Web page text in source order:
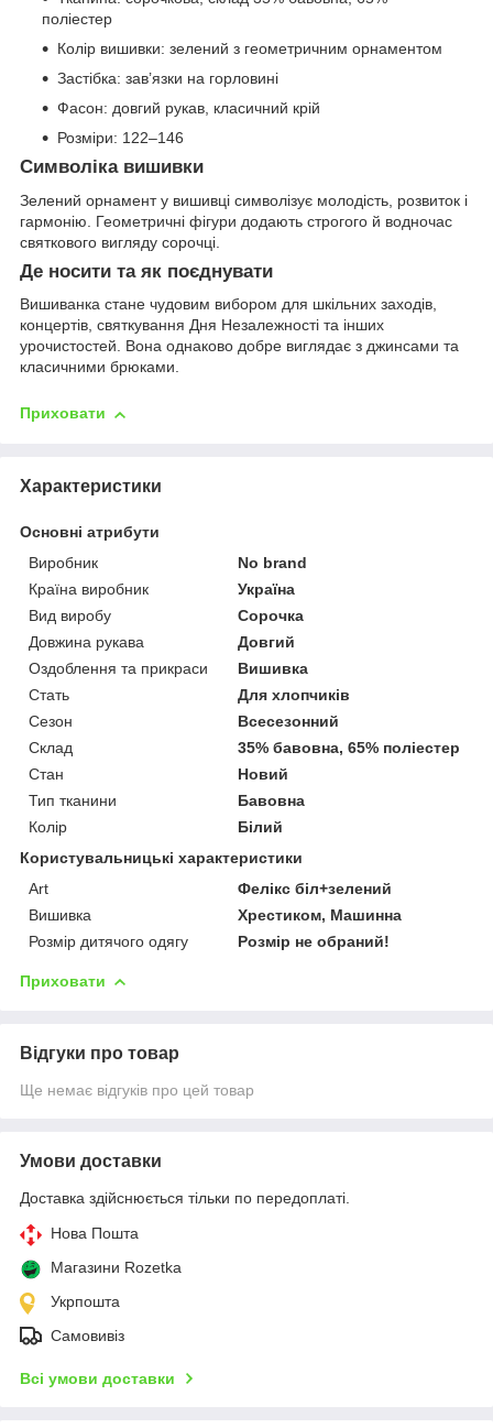
поліестер
Колір вишивки: зелений з геометричним орнаментом
Застібка: зав’язки на горловині
Фасон: довгий рукав, класичний крій
Розміри: 122–146
Символіка вишивки
Зелений орнамент у вишивці символізує молодість, розвиток і
гармонію. Геометричні фігури додають строгого й водночас
святкового вигляду сорочці.
Де носити та як поєднувати
Вишиванка стане чудовим вибором для шкільних заходів,
концертів, святкування Дня Незалежності та інших
урочистостей. Вона однаково добре виглядає з джинсами та
класичними брюками.
Приховати
Характеристики
Основні атрибути
Виробник
No brand
Країна виробник
Україна
Вид виробу
Сорочка
Довжина рукава
Довгий
Оздоблення та прикраси
Вишивка
Стать
Для хлопчиків
Сезон
Всесезонний
Склад
35% бавовна, 65% поліестер
Стан
Новий
Тип тканини
Бавовна
Колір
Білий
Користувальницькі характеристики
Art
Фелікс біл+зелений
Вишивка
Хрестиком, Машинна
Розмір дитячого одягу
Розмір не обраний!
Приховати
Відгуки про товар
Ще немає відгуків про цей товар
Умови доставки
Доставка здійснюється тільки по передоплаті.
Нова Пошта
Магазини Rozetka
Укрпошта
Самовивіз
Всі умови доставки